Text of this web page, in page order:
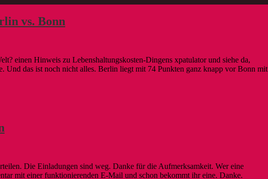
vs. Bonn
einen Hinweis zu Lebenshaltungskosten-Dingens xpatulator und siehe da,
Und das ist noch nicht alles. Berlin liegt mit 74 Punkten ganz knapp vor Bonn mit
Die Einladungen sind weg. Danke für die Aufmerksamkeit. Wer eine
mit einer funktionierenden E-Mail und schon bekommt ihr eine. Danke.